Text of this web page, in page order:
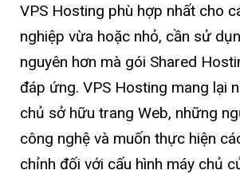
VPS Hosting phù hợp nhất cho
nghiệp vừa hoặc nhỏ, cần sử
nguyên hơn mà gói Shared
đáp ứng. VPS Hosting mang lại
chủ sở hữu trang Web, những
công nghệ và muốn thực hiện
chỉnh đối với cấu hình máy chủ